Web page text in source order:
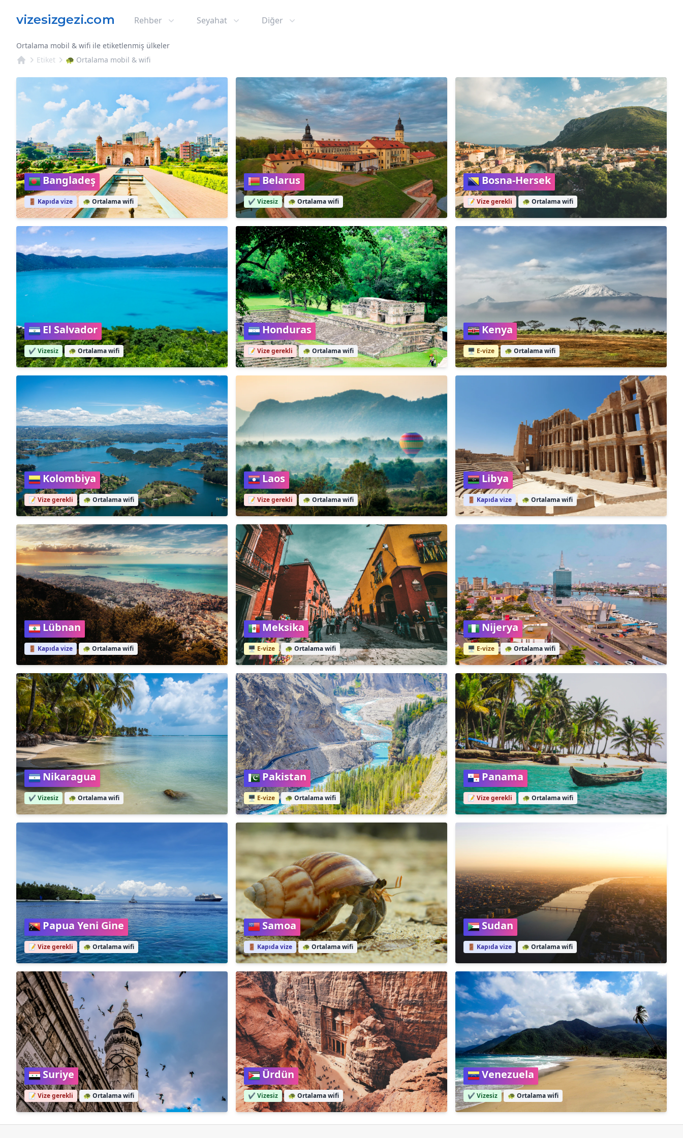
Rehber Seyahat Diğer
Ortalama mobil & wifi ile etiketlenmiş ülkeler
Etiket
🐢 Ortalama mobil & wifi
Bangladeş
🚪 Kapıda vize 🐢 Ortalama wifi
Belarus
✔️ Vizesiz 🐢 Ortalama wifi
Bosna-Hersek
📝 Vize gerekli 🐢 Ortalama wifi
El Salvador
✔️ Vizesiz 🐢 Ortalama wifi
Honduras
📝 Vize gerekli 🐢 Ortalama wifi
Kenya
🖥️ E-vize 🐢 Ortalama wifi
Kolombiya
📝 Vize gerekli 🐢 Ortalama wifi
Laos
📝 Vize gerekli 🐢 Ortalama wifi
Libya
🚪 Kapıda vize 🐢 Ortalama wifi
Lübnan
🚪 Kapıda vize 🐢 Ortalama wifi
Meksika
🖥️ E-vize 🐢 Ortalama wifi
Nijerya
🖥️ E-vize 🐢 Ortalama wifi
Nikaragua
✔️ Vizesiz 🐢 Ortalama wifi
Pakistan
🖥️ E-vize 🐢 Ortalama wifi
Panama
📝 Vize gerekli 🐢 Ortalama wifi
Papua Yeni Gine
📝 Vize gerekli 🐢 Ortalama wifi
Samoa
🚪 Kapıda vize 🐢 Ortalama wifi
Sudan
🚪 Kapıda vize 🐢 Ortalama wifi
Suriye
📝 Vize gerekli 🐢 Ortalama wifi
Ürdün
✔️ Vizesiz 🐢 Ortalama wifi
Venezuela
✔️ Vizesiz 🐢 Ortalama wifi